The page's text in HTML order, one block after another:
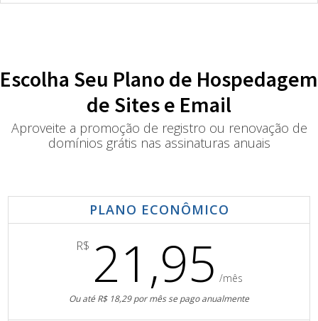
Escolha Seu Plano de Hospedagem
de Sites e Email
Aproveite a promoção de registro ou renovação de
domínios grátis nas assinaturas anuais
PLANO ECONÔMICO
R$ 21,95 /mês
Ou até R$ 18,29 por mês se pago anualmente